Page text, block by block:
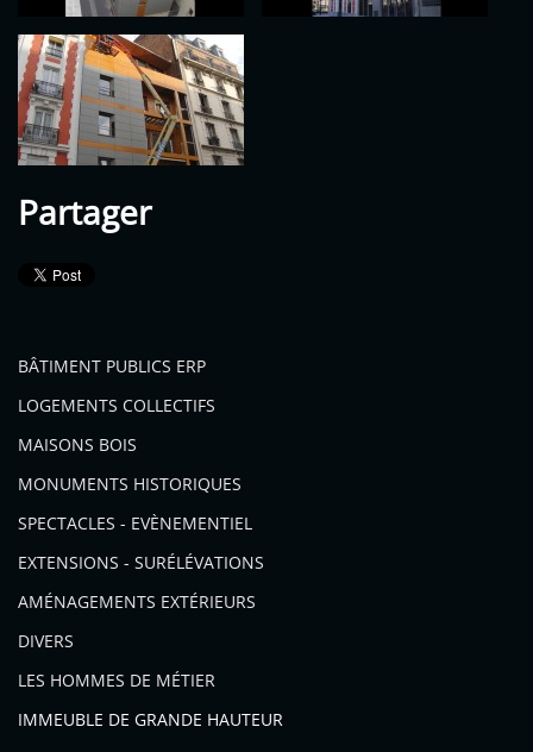
Partager
BÂTIMENT PUBLICS ERP
LOGEMENTS COLLECTIFS
MAISONS BOIS
MONUMENTS HISTORIQUES
SPECTACLES - EVÈNEMENTIEL
EXTENSIONS - SURÉLÉVATIONS
AMÉNAGEMENTS EXTÉRIEURS
DIVERS
LES HOMMES DE MÉTIER
IMMEUBLE DE GRANDE HAUTEUR